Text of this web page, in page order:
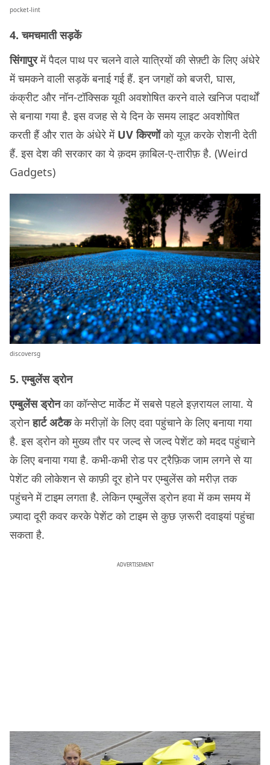
pocket-lint
4. चमचमाती सड़कें
सिंगापुरमें पैदल पाथ पर चलने वाले यात्रियों की सेफ़्टी के लिए अंधेरे
में चमकने वाली सड़कें बनाई गई हैं. इन जगहों को बजरी, घास,
कंक्रीट और नॉन-टॉक्सिक यूवी अवशोषित करने वाले खनिज पदार्थों
से बनाया गया है. इस वजह से ये दिन के समय लाइट अवशोषित
करती हैं और रात के अंधेरे में UV किरणोंको यूज़ करके रोशनी देती
हैं. इस देश की सरकार का ये क़दम क़ाबिल-ए-तारीफ़ है. (Weird
Gadgets)
discoversg
5. एम्बुलेंस ड्रोन
एम्बुलेंस ड्रोनका कॉन्सेप्ट मार्केट में सबसे पहले इज़रायल लाया. ये
ड्रोनहार्ट अटैकके मरीज़ों के लिए दवा पहुंचाने के लिए बनाया गया
है. इस ड्रोन को मुख्य तौर पर जल्द से जल्द पेशेंट को मदद पहुंचाने
के लिए बनाया गया है. कभी-कभी रोड पर ट्रैफ़िक जाम लगने से या
पेशेंट की लोकेशन से काफ़ी दूर होने पर एम्बुलेंस को मरीज़ तक
पहुंचने में टाइम लगता है. लेकिन एम्बुलेंस ड्रोन हवा में कम समय में
ज़्यादा दूरी कवर करके पेशेंट को टाइम से कुछ ज़रूरी दवाइयां पहुंचा
सकता है.
ADVERTISEMENT